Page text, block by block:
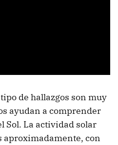
de hallazgos son muy
ayudan a comprender
Sol. La actividad solar
aproximadamente, con